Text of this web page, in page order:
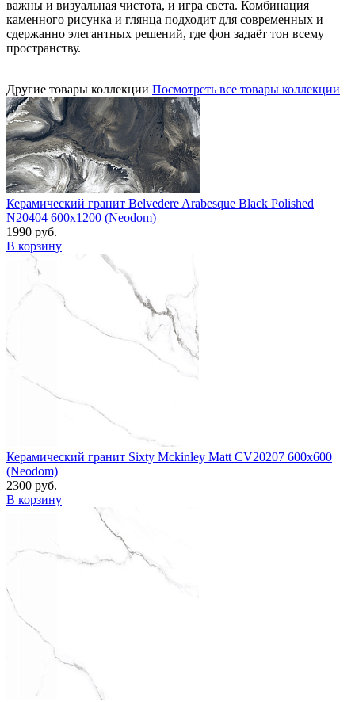
важны и визуальная чистота, и игра света. Комбинация
каменного рисунка и глянца подходит для современных и
сдержанно элегантных решений, где фон задаёт тон всему
пространству.
Другие товары коллекции Посмотреть все товары коллекции
Керамический гранит Belvedere Arabesque Black Polished
N20404 600x1200 (Neodom)
1990 руб.
В корзину
Керамический гранит Sixty Mckinley Matt CV20207 600x600
(Neodom)
2300 руб.
В корзину